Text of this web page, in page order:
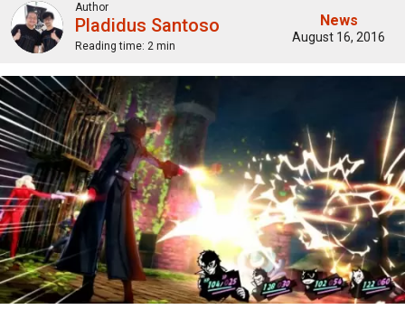
Author
Pladidus Santoso
Reading time: 2 min
News
August 16, 2016